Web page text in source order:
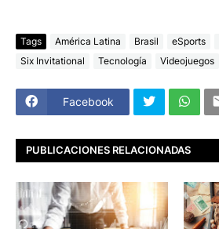
Tags América Latina Brasil eSports
Six Invitational
Tecnología Videojuegos
Facebook
PUBLICACIONES RELACIONADAS